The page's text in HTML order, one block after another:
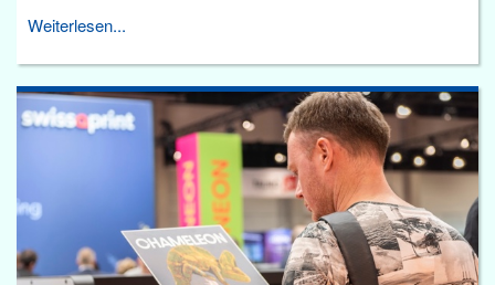
Weiterlesen...